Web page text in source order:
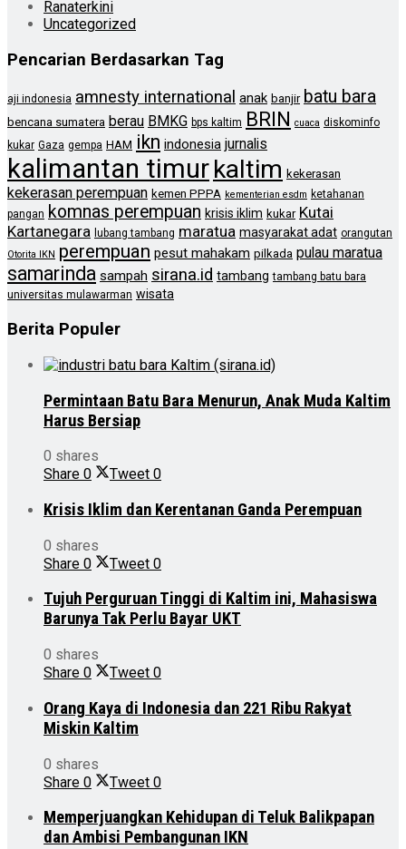
Ranaterkini
Uncategorized
Pencarian Berdasarkan Tag
aji indonesia amnesty international anak banjir batu bara
bencana sumatera berau BMKG bps kaltim BRIN cuaca diskominfo
kukar Gaza gempa HAM ikn indonesia jurnalis
kalimantan timurkaltim kekerasan
kekerasan perempuan kemen PPPA kementerian esdm ketahanan
pangan komnas perempuan krisis iklim kukar Kutai
Kartanegara lubang tambang maratua masyarakat adat orangutan
Otorita IKN perempuan pesut mahakam pilkada pulau maratua
samarinda sampah sirana.id tambang tambang batu bara
universitas mulawarman wisata
Berita Populer
Permintaan Batu Bara Menurun, Anak Muda Kaltim
Harus Bersiap
0 shares
Share 0 Tweet 0
Krisis Iklim dan Kerentanan Ganda Perempuan
0 shares
Share 0 Tweet 0
Tujuh Perguruan Tinggi di Kaltim ini, Mahasiswa
Barunya Tak Perlu Bayar UKT
0 shares
Share 0 Tweet 0
Orang Kaya di Indonesia dan 221 Ribu Rakyat
Miskin Kaltim
0 shares
Share 0 Tweet 0
Memperjuangkan Kehidupan di Teluk Balikpapan
dan Ambisi Pembangunan IKN